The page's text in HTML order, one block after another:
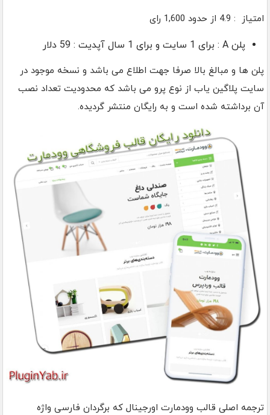
امتیاز : 4.9 از حدود 1,600 رای
پلن A : برای 1 سایت و برای 1 سال آپدیت : 59 دلار
پلن ها و مبالغ بالا صرفا جهت اطلاع می باشد و نسخه موجود در
سایت پلاگین یاب از نوع پرو می باشد که محدودیت تعداد نصب
آن برداشته شده است و به رایگان منتشر گردیده.
ترجمه اصلی قالب وودمارت اورجینال که برگردان فارسی واژه